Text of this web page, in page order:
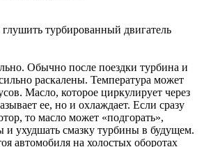
турбированный двигатель
Обычно после поездки турбина и
раскалены. Температура может
Масло, которое циркулирует через
ее, но и охлаждает. Если сразу
то масло может «подгорать»,
и ухудшать смазку турбины в будущем.
автомобиля на холостых оборотах